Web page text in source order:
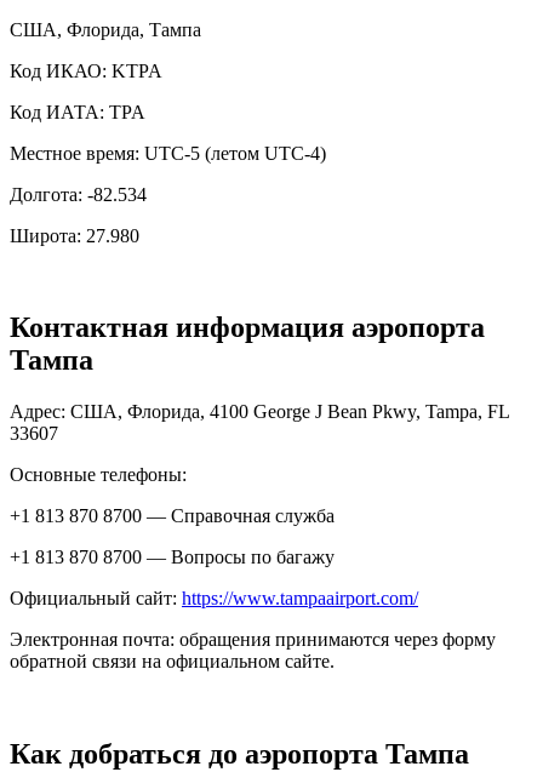
США, Флорида, Тампа
Код ИКАО: KTPA
Код ИАТА: TPA
Местное время: UTC-5 (летом UTC-4)
Долгота: -82.534
Широта: 27.980
Контактная информация аэропорта
Тампа
Адрес: США, Флорида, 4100 George J Bean Pkwy, Tampa, FL
33607
Основные телефоны:
+1 813 870 8700 — Справочная служба
+1 813 870 8700 — Вопросы по багажу
Официальный сайт: https://www.tampaairport.com/
Электронная почта: обращения принимаются через форму
обратной связи на официальном сайте.
Как добраться до аэропорта Тампа